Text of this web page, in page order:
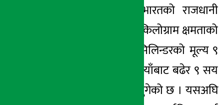
नयाँ मूल्यअनुसार भारतको राजधानी
किलोग्राम क्षमताको
घरेलु एलपी ग्यास सिलिन्डरको मूल्य ९
सय १३ भारतीय रुपैयाँबाट बढेर ९ सय
४२ भारतीय रुपैयाँ पुगेको छ । यसअघि